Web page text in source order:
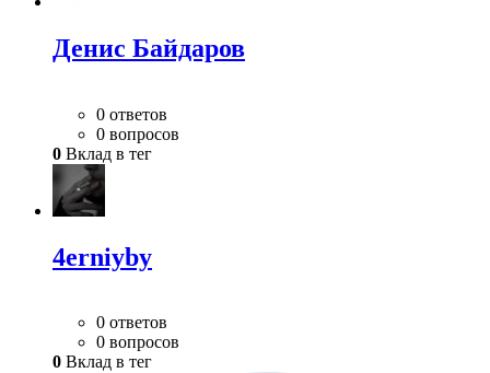
Денис Байдаров
0 ответов
0 вопросов
0 Вклад в тег
4erniyby
0 ответов
0 вопросов
0 Вклад в тег